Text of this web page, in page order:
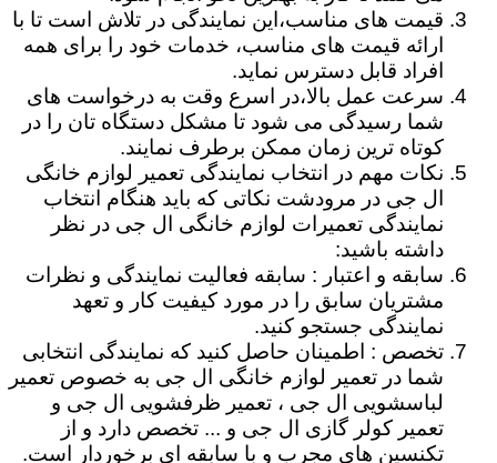
قیمت های مناسب،این نمایندگی در تلاش است تا با
ارائه قیمت های مناسب، خدمات خود را برای همه
افراد قابل دسترس نماید.
سرعت عمل بالا،در اسرع وقت به درخواست های
شما رسیدگی می شود تا مشکل دستگاه تان را در
کوتاه ترین زمان ممکن برطرف نمایند.
نکات مهم در انتخاب نمایندگی تعمیر لوازم خانگی
ال جی در مرودشت نکاتی که باید هنگام انتخاب
نمایندگی تعمیرات لوازم خانگی ال جی در نظر
داشته باشید:
سابقه و اعتبار : سابقه فعالیت نمایندگی و نظرات
مشتریان سابق را در مورد کیفیت کار و تعهد
نمایندگی جستجو کنید.
تخصص : اطمینان حاصل کنید که نمایندگی انتخابی
شما در تعمیر لوازم خانگی ال جی به خصوص تعمیر
لباسشویی ال جی ، تعمیر ظرفشویی ال جی و
تعمیر کولر گازی ال جی و ... تخصص دارد و از
تکنسین های مجرب و با سابقه ای برخوردار است.